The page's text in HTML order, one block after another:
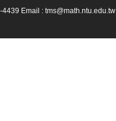
Email : tms@math.ntu.edu.tw